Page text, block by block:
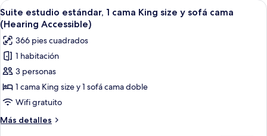
habitación,
vista
a
la
ciudad
Abrir
todas
las
fotos
de
Suite
estudio
estándar,
1
cama
Una habitación de hotel con una
5
Suite estudio estándar, 1 cama King size y sofá cama
(Hearing Accessible)
366 pies cuadrados
1 habitación
3 personas
1 cama King size y 1 sofá cama doble
Wifi gratuito
Más detalles
Más